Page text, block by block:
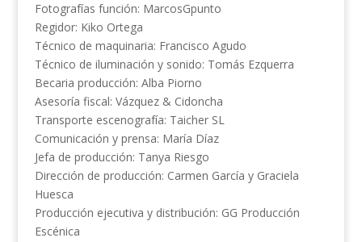
Fotografías función: MarcosGpunto
Regidor: Kiko Ortega
Técnico de maquinaria: Francisco Agudo
Técnico de iluminación y sonido: Tomás Ezquerra
Becaria producción: Alba Piorno
Asesoría fiscal: Vázquez & Cidoncha
Transporte escenografía: Taicher SL
Comunicación y prensa: María Díaz
Jefa de producción: Tanya Riesgo
Dirección de producción: Carmen García y Graciela
Huesca
Producción ejecutiva y distribución: GG Producción
Escénica